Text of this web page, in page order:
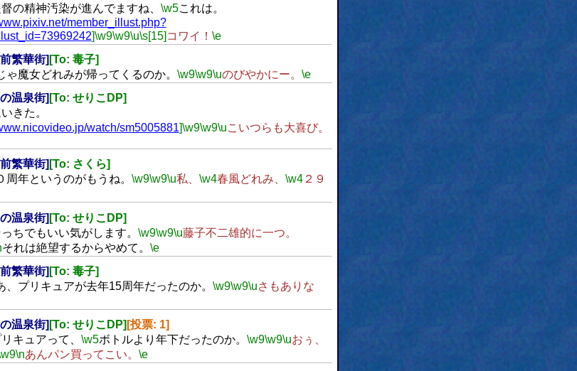
の精神汚染が進んでますね、 \w5これは。
member_illust.php?
]\w9\w9\u\s[15] コワイ！ \e
繁華街] [To: 毒子]
ゃ魔女どれみが帰ってくるのか。 \w9\w9\uのびやかにー。 \e
温泉街] [To: せりこDP]
きた。
watch/sm5005881]\w9\w9\uこいつらも大喜び。
繁華街] [To: さくら]
周年というのがもうね。 \w9\w9\u私、 \w4春風どれみ、 \w4２９
温泉街] [To: せりこDP]
ちでもいい気がします。 \w9\w9\u藤子不二雄的に一つ。
それは絶望するからやめて。 \e
繁華街] [To: 毒子]
、プリキュアが去年15周年だったのか。 \w9\w9\uさもありな
温泉街] [To: せりこDP] [投票: 1]
キュアって、 \w5ボトルより年下だったのか。 \w9\w9\uおぅ、
\nあんパン買ってこい。 \e